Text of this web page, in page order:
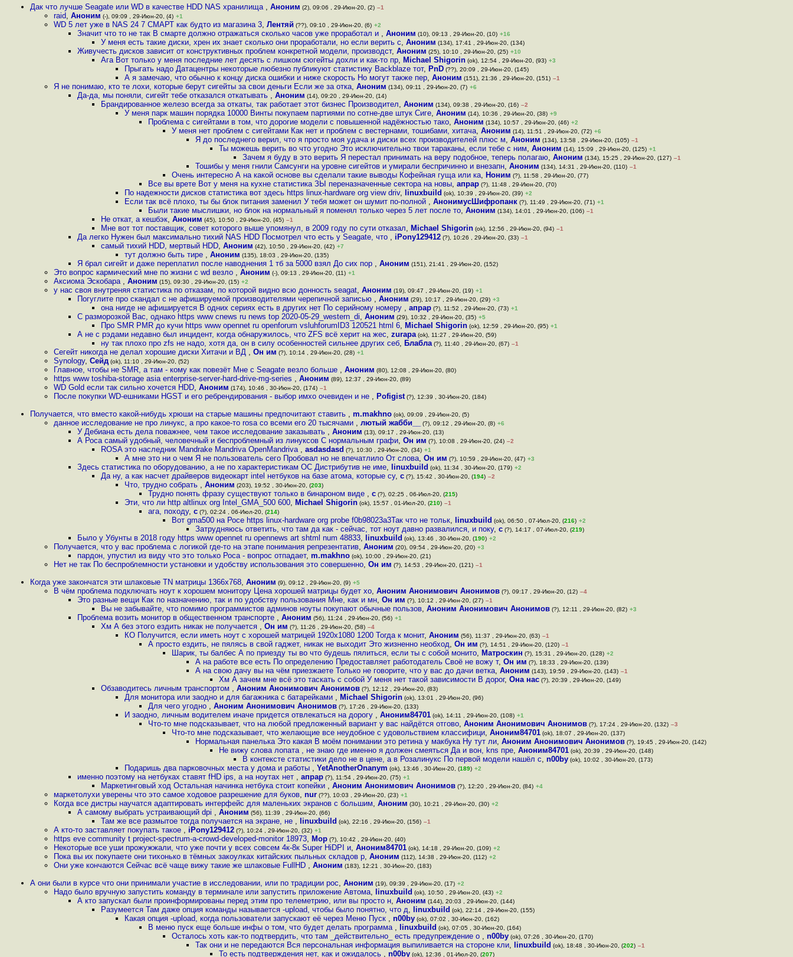
Дак что лучше Seagate или WD в качестве HDD NAS хранилища , Аноним (2), 09:06 , 29-Июн-20, (2) –1
raid, Аноним (-), 09:09 , 29-Июн-20, (4) +1
WD 5 лет уже в NAS 24 7 СМАРТ как будто из магазина 3, Лентяй (??), 09:10 , 29-Июн-20, (6) +2
Значит что то не так В смарте должно отражаться сколько часов уже проработал и , Аноним (10), 09:13 , 29-Июн-20, (10) +16
У меня есть такие диски, хрен их знает сколько они проработали, но если верить с, Аноним (134), 17:41 , 29-Июн-20, (134)
Живучесть дисков зависит от конструктивных проблем конкретной модели, производст, Аноним (25), 10:10 , 29-Июн-20, (25) +10
Ага Вот только у меня последние лет десять с лишком сюгейты дохли и как-то пр, Michael Shigorin (ok), 12:54 , 29-Июн-20, (93) +3
Прыгать надо Датацентры некоторые любезно публикуют статистику Backblaze тот, PnD (??), 20:09 , 29-Июн-20, (145)
А я замечаю, что обычно к концу диска ошибки и ниже скорость Но могут также пер, Аноним (151), 21:36 , 29-Июн-20, (151) –1
Я не понимаю, кто те лохи, которые берут сигейты за свои деньги Если же за отка, Аноним (134), 09:11 , 29-Июн-20, (7) +6
Да-да, мы поняли, сигейт тебе отказался откатывать , Аноним (14), 09:20 , 29-Июн-20, (14)
Брандированное железо всегда за откаты, так работает этот бизнес Производител, Аноним (134), 09:38 , 29-Июн-20, (16) –2
У меня парк машин порядка 10000 Винты покупаем партиями по сотне-две штук Сиге, Аноним (14), 10:36 , 29-Июн-20, (38) +9
Проблема с сигейтами в том, что дорогие модели с повышенной надёжностью тако, Аноним (134), 10:57 , 29-Июн-20, (46) +2
У меня нет проблем с сигейтами Как нет и проблем с вестернами, тошибами, хитача, Аноним (14), 11:51 , 29-Июн-20, (72) +6
Я до последнего верил, что я просто моя удача и диски всех производителей плюс м, Аноним (134), 13:58 , 29-Июн-20, (105) –1
Ты можешь верить во что угодно Это исключительно твои тараканы, если тебе с ним, Аноним (14), 15:09 , 29-Июн-20, (125) +1
Зачем я буду в это верить Я перестал принимать на веру подобное, теперь полагаю, Аноним (134), 15:25 , 29-Июн-20, (127) –1
Тошибы у меня гнили Самсунги на уровне сигейтов и умирали беспричинно и внезапн, Аноним (134), 14:31 , 29-Июн-20, (110) –1
Очень интересно А на какой основе вы сделали такие выводы Кофейная гуща или ка, Ноним (?), 11:58 , 29-Июн-20, (77)
Все вы врете Вот у меня на кухне статистика ЗЫ переназначенные сектора на новы, апрар (?), 11:48 , 29-Июн-20, (70)
По надежности дисков статистика вот здесь https linux-hardware org view driv, linuxbuild (ok), 10:39 , 29-Июн-20, (39) +2
Если так всё плохо, ты бы блок питания заменил У тебя может он шумит по-полной , АнонимусШифропанк (?), 11:49 , 29-Июн-20, (71) +1
Были такие мыслишки, но блок на нормальный я поменял только через 5 лет после то, Аноним (134), 14:01 , 29-Июн-20, (106) –1
Не откат, а кешбэк, Аноним (45), 10:50 , 29-Июн-20, (45) –1
Мне вот тот поставщик, совет которого выше упомянул, в 2009 году по сути отказал, Michael Shigorin (ok), 12:56 , 29-Июн-20, (94) –1
Да легко Нужен был максимально тихий NAS HDD Посмотрел что есть у Seagate, что , iPony129412 (?), 10:26 , 29-Июн-20, (33) –1
самый тихий HDD, мертвый HDD, Аноним (42), 10:50 , 29-Июн-20, (42) +7
тут должно быть тире , Аноним (135), 18:03 , 29-Июн-20, (135)
Я брал сигейт и даже переплатил после наводнения 1 тб за 5000 взял До сих пор , Аноним (151), 21:41 , 29-Июн-20, (152)
Это вопрос кармический мне по жизни с wd везло , Аноним (-), 09:13 , 29-Июн-20, (11) +1
Аксиома Эскобара , Аноним (15), 09:30 , 29-Июн-20, (15) +2
у нас своя внутреняя статистика по отказам, по которой видно всю донность seagat, Аноним (19), 09:47 , 29-Июн-20, (19) +1
Погуглите про скандал с не афишируемой производителями черепичной записью , Аноним (29), 10:17 , 29-Июн-20, (29) +3
она нигде не афишируется В одних сериях есть в других нет По серийному номеру , апрар (?), 11:52 , 29-Июн-20, (73) +1
С разморозкой Вас, однако https www cnews ru news top 2020-05-29_western_di, Аноним (29), 10:32 , 29-Июн-20, (35) +5
Про SMR PMR до кучи https www opennet ru openforum vsluhforumID3 120521 html 6, Michael Shigorin (ok), 12:59 , 29-Июн-20, (95) +1
А не с рэдами недавно был инцидент, когда обнаружилось, что ZFS всё херит на жес, zurapa (ok), 11:27 , 29-Июн-20, (59)
ну так плохо про zfs не надо, хотя да, он в силу особенностей сильнее других себ, Блабла (?), 11:40 , 29-Июн-20, (67) –1
Сегейт никогда не делал хорошие диски Хитачи и ВД , Он им (?), 10:14 , 29-Июн-20, (28) +1
Synology, Сейд (ok), 11:10 , 29-Июн-20, (52)
Главное, чтобы не SMR, а там - кому как повезёт Мне с Seagate везло больше , Аноним (80), 12:08 , 29-Июн-20, (80)
https www toshiba-storage asia enterprise-server-hard-drive-mg-series , Аноним (89), 12:37 , 29-Июн-20, (89)
WD Gold если так сильно хочется HDD, Аноним (174), 10:46 , 30-Июн-20, (174) –1
После покупки WD-ешниками HGST и его ребрендирования - выбор имхо очевиден и не , Pofigist (?), 12:39 , 30-Июн-20, (184)
Получается, что вместо какой-нибудь хрюши на старые машины предпочитают ставить , m.makhno (ok), 09:09 , 29-Июн-20, (5)
данное исследование не про линукс, а про какое-то rosa со всеми его 20 тысячами , лютый жабби__ (?), 09:12 , 29-Июн-20, (8) +6
У Дебиана есть дела поважнее, чем такое исследование заказывать , Аноним (13), 09:17 , 29-Июн-20, (13)
А Роса самый удобный, человечный и беспроблемный из линуксов С нормальным графи, Он им (?), 10:08 , 29-Июн-20, (24) –2
ROSA это наследник Mandrake Mandriva OpenMandriva , asdasdasd (?), 10:30 , 29-Июн-20, (34) +1
А мне это ни о чем Я не пользователь сего Пробовал но не впечатлило От слова, Он им (?), 10:59 , 29-Июн-20, (47) +3
Здесь статистика по оборудованию, а не по характеристикам ОС Дистрибутив не име, linuxbuild (ok), 11:34 , 30-Июн-20, (179) +2
Да ну, а как насчет драйверов видеокарт intel нетбуков на базе атома, которые су, с (?), 15:42 , 30-Июн-20, (194) –2
Что, трудно собрать , Аноним (203), 19:52 , 30-Июн-20, (203)
Трудно понять фразу существуют только в бинароном виде , с (?), 02:25 , 06-Июл-20, (215)
Эти, что ли http altlinux org Intel_GMA_500 600, Michael Shigorin (ok), 15:57 , 01-Июл-20, (210) –1
ага, походу, с (?), 02:24 , 06-Июл-20, (214)
Вот gma500 на Росе https linux-hardware org probe f0b98023a3Так что не тольк, linuxbuild (ok), 06:50 , 07-Июл-20, (216) +2
Затрудняюсь ответить, что там да как - сейчас, тот ноут давно развалился, и поку, с (?), 14:17 , 07-Июл-20, (219)
Было у Убунты в 2018 году https www opennet ru opennews art shtml num 48833, linuxbuild (ok), 13:46 , 30-Июн-20, (190) +2
Получается, что у вас проблема с логикой где-то на этапе понимания репрезентатив, Аноним (20), 09:54 , 29-Июн-20, (20) +3
пардон, упустил из виду что это только Роса - вопрос отпадает, m.makhno (ok), 10:00 , 29-Июн-20, (21)
Нет не так По беспроблемности установки и удобству использования это совершенно, Он им (?), 14:53 , 29-Июн-20, (121) –1
Когда уже закончатся эти шлаковые TN матрицы 1366x768, Аноним (9), 09:12 , 29-Июн-20, (9) +5
В чём проблема подключать ноут к хорошем монитору Цена хорошей матрицы будет хо, Аноним Анонимович Анонимов (?), 09:17 , 29-Июн-20, (12) –4
Это разные вещи Как по назначению, так и по удобству пользования Мне, как и мн, Он им (?), 10:12 , 29-Июн-20, (27) –1
Вы не забывайте, что помимо программистов админов ноуты покупают обычные пользов, Аноним Анонимович Анонимов (?), 12:11 , 29-Июн-20, (82) +3
Проблема возить монитор в общественном транспорте , Аноним (56), 11:24 , 29-Июн-20, (56) +1
Хм А без этого ездить никак не получается , Он им (?), 11:26 , 29-Июн-20, (58) –4
КО Получится, если иметь ноут с хорошей матрицей 1920x1080 1200 Тогда к монит, Аноним (56), 11:37 , 29-Июн-20, (63) –1
А просто ездить, не пялясь в свой гаджет, никак не выходит Это жизненно необход, Он им (?), 14:51 , 29-Июн-20, (120) –1
Шарик, ты балбес А по приезду ты во что будешь пялиться, если ты с собой монито, Матроскин (?), 15:31 , 29-Июн-20, (128) +2
А на работе все есть По определению Предоставляет работодатель Своё не вожу т, Он им (?), 18:33 , 29-Июн-20, (139)
А на свою дачу вы на чём приезжаете Только не говорите, что у вас до дачи ветка, Аноним (143), 19:59 , 29-Июн-20, (143) –1
Хм А зачем мне всё это таскать с собой У меня нет такой зависимости В дорог, Она нас (?), 20:39 , 29-Июн-20, (149)
Обзаводитесь личным транспортом , Аноним Анонимович Анонимов (?), 12:12 , 29-Июн-20, (83)
Для монитора или заодно и для багажника с батарейками , Michael Shigorin (ok), 13:01 , 29-Июн-20, (96)
Для чего угодно , Аноним Анонимович Анонимов (?), 17:26 , 29-Июн-20, (133)
И заодно, личным водителем иначе придется отвлекаться на дорогу , Аноним84701 (ok), 14:11 , 29-Июн-20, (108) +1
Что-то мне подсказывает, что на любой предложенный вариант у вас найдётся отгово, Аноним Анонимович Анонимов (?), 17:24 , 29-Июн-20, (132) –3
Что-то мне подсказывает, что желающие все неудобное с удовольствием классифици, Аноним84701 (ok), 18:07 , 29-Июн-20, (137)
Нормальная панелька Это какая В моём понимании это ретина у макбука Ну тут ли, Аноним Анонимович Анонимов (?), 19:45 , 29-Июн-20, (142)
Не вижу слова лопата , не знаю где именно я должен смеяться Да и вон, kns пре, Аноним84701 (ok), 20:39 , 29-Июн-20, (148)
В контексте статистики дело не в цене, а в Розалинукс По первой модели нашёл с, n00by (ok), 10:02 , 30-Июн-20, (173)
Подаришь два парковочных места у дома и работы , YetAnotherOnanym (ok), 13:46 , 30-Июн-20, (189) +2
именно поэтому на нетбуках ставят fHD ips, а на ноутах нет , апрар (?), 11:54 , 29-Июн-20, (75) +1
Маркетинговый ход Остальная начинка нетбука стоит копейки , Аноним Анонимович Анонимов (?), 12:20 , 29-Июн-20, (84) +4
маркетолухи уверены что это самое ходовое разрешение для буков, nur (??), 10:03 , 29-Июн-20, (23) +1
Когда все дистры научатся адаптировать интерфейс для маленьких экранов с большим, Аноним (30), 10:21 , 29-Июн-20, (30) +2
А самому выбрать устраивающий dpi , Аноним (56), 11:39 , 29-Июн-20, (66)
Там же все размытое тогда получается на экране, не , linuxbuild (ok), 22:16 , 29-Июн-20, (156) –1
А кто-то заставляет покупать такое , iPony129412 (?), 10:24 , 29-Июн-20, (32) +1
https eve community t project-spectrum-a-crowd-developed-monitor 18973, Мор (?), 10:42 , 29-Июн-20, (40)
Некоторые все уши прожужжали, что уже почти у всех совсем 4к-8к Super HiDPI и, Аноним84701 (ok), 14:18 , 29-Июн-20, (109) +2
Пока вы их покупаете они тихонько в тёмных закоулках китайских пыльных складов р, Аноним (112), 14:38 , 29-Июн-20, (112) +2
Они уже кончаются Сейчас всё чаще вижу такие же шлаковые FullHD , Аноним (183), 12:21 , 30-Июн-20, (183)
А они были в курсе что они принимали участие в исследовании, или по традиции рос, Аноним (19), 09:39 , 29-Июн-20, (17) +2
Надо было вручную запустить команду в терминале или запустить приложение Автома, linuxbuild (ok), 10:50 , 29-Июн-20, (43) +2
А кто запускал были проинформированы перед этим про телеметрию, или вы просто н, Аноним (144), 20:03 , 29-Июн-20, (144)
Разумеется Там даже опция команды называется -upload, чтобы было понятно, что д, linuxbuild (ok), 22:14 , 29-Июн-20, (155)
Какая опция -upload, когда пользователи запускают её через Меню Пуск , n00by (ok), 07:02 , 30-Июн-20, (162)
В меню пуск еще больше инфы о том, что будет делать программа , linuxbuild (ok), 07:05 , 30-Июн-20, (164)
Осталось хоть как-то подтвердить, что там _действительно_ есть предупреждение о , n00by (ok), 07:26 , 30-Июн-20, (170)
Так они и не передаются Вся персональная информация выпиливается на стороне кли, linuxbuild (ok), 18:48 , 30-Июн-20, (202) –1
То есть подтверждения нет, как и ожидалось , n00by (ok), 12:36 , 01-Июл-20, (207)